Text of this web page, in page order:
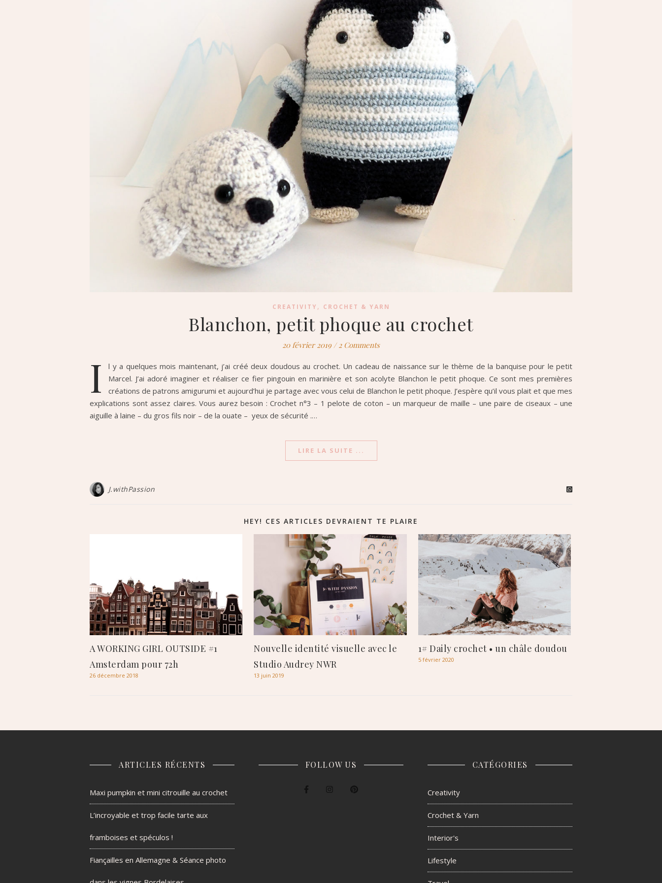
CREATIVITY, CROCHET & YARN
Blanchon, petit phoque au crochet
20 février 2019 / 2 Comments
I
l y a quelques mois maintenant, j’ai créé deux doudous au crochet. Un cadeau de naissance sur le thème de la banquise pour le petit
Marcel. J’ai adoré imaginer et réaliser ce fier pingouin en marinière et son acolyte Blanchon le petit phoque. Ce sont mes premières
créations de patrons amigurumi et aujourd’hui je partage avec vous celui de Blanchon le petit phoque. J’espère qu’il vous plait et que mes
explications sont assez claires. Vous aurez besoin : Crochet n°3 – 1 pelote de coton – un marqueur de maille – une paire de ciseaux – une
aiguille à laine – du gros fils noir – de la ouate – yeux de sécurité .…
LIRE LA SUITE ...
J.withPassion
HEY! CES ARTICLES DEVRAIENT TE PLAIRE
A WORKING GIRL OUTSIDE #1
Amsterdam pour 72h
26 décembre 2018
Nouvelle identité visuelle avec le
Studio Audrey NWR
13 juin 2019
1# Daily crochet • un châle doudou
5 février 2020
ARTICLES RÉCENTS
Maxi pumpkin et mini citrouille au crochet
L’incroyable et trop facile tarte aux
framboises et spéculos !
Fiançailles en Allemagne & Séance photo
FOLLOW US CATÉGORIES
Creativity
Crochet & Yarn
Interior's
Lifestyle